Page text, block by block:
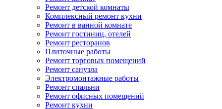
Ремонт детской комнаты
Комплексный ремонт кухни
Ремонт в ванной комнате
Ремонт гостиниц, отелей
Ремонт ресторанов
Плиточные работы
Ремонт торговых помещений
Ремонт санузла
Электромонтажные работы
Ремонт спальни
Ремонт офисных помещений
Ремонт кухни